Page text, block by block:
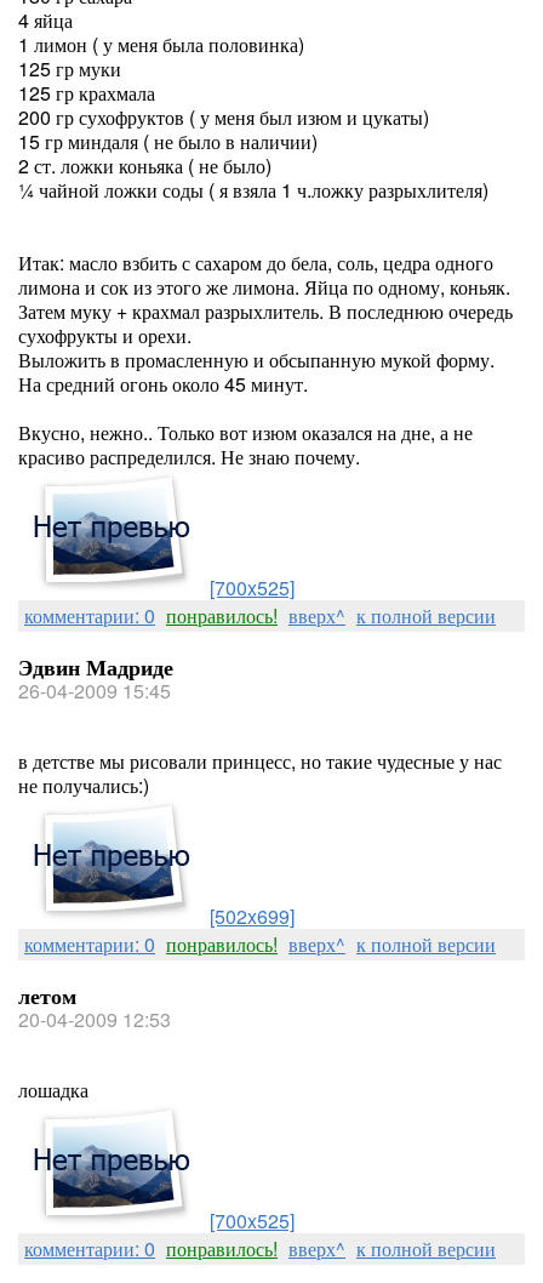
4 яйца
1 лимон ( у меня была половинка)
125 гр муки
125 гр крахмала
200 гр сухофруктов ( у меня был изюм и цукаты)
15 гр миндаля ( не было в наличии)
2 ст. ложки коньяка ( не было)
¼ чайной ложки соды ( я взяла 1 ч.ложку разрыхлителя)
Итак: масло взбить с сахаром до бела, соль, цедра одного
лимона и сок из этого же лимона. Яйца по одному, коньяк.
Затем муку + крахмал разрыхлитель. В последнюю очередь
сухофрукты и орехи.
Выложить в промасленную и обсыпанную мукой форму.
На средний огонь около 45 минут.
Вкусно, нежно.. Только вот изюм оказался на дне, а не
красиво распределился. Не знаю почему.
[700x525]
комментарии: 0 понравилось! вверх^ к полной версии
Эдвин Мадриде
26-04-2009 15:45
в детстве мы рисовали принцесс, но такие чудесные у нас
не получались:)
[502x699]
комментарии: 0 понравилось! вверх^ к полной версии
летом
20-04-2009 12:53
лошадка
[700x525]
комментарии: 0 понравилось! вверх^ к полной версии